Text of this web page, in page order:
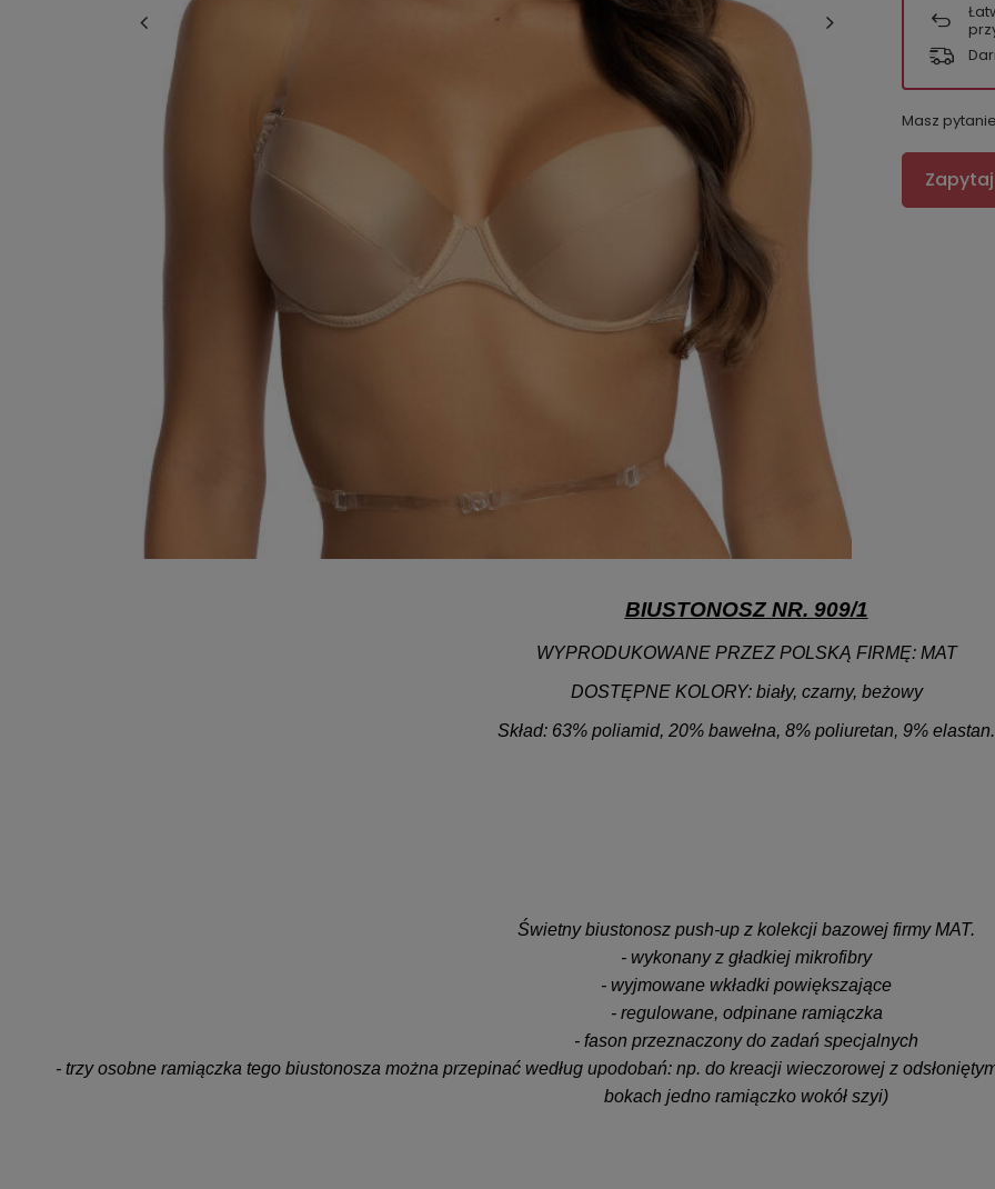
Masz
BIUSTONOSZ NR. 909/1
WYPRODUKOWANE PRZEZ POLSKĄ FIRMĘ:MAT
DOSTĘPNE KOLORY: biały, czarny, beżowy
Skład: 63% poliamid, 20% bawełna, 8% poliuretan, 9% elastan.
Świetny biustonosz push-up z kolekcji bazowej firmy MAT.
- wykonany z gładkiej mikrofibry
- wyjmowane wkładki powiększające
- regulowane, odpinane ramiączka
- fason przeznaczony do zadań specjalnych
- trzy osobne ramiączka tego biustonosza można przepinać według upodobań: np. do kreacji wieczorowej z
bokach jedno ramiączko wokół szyi)